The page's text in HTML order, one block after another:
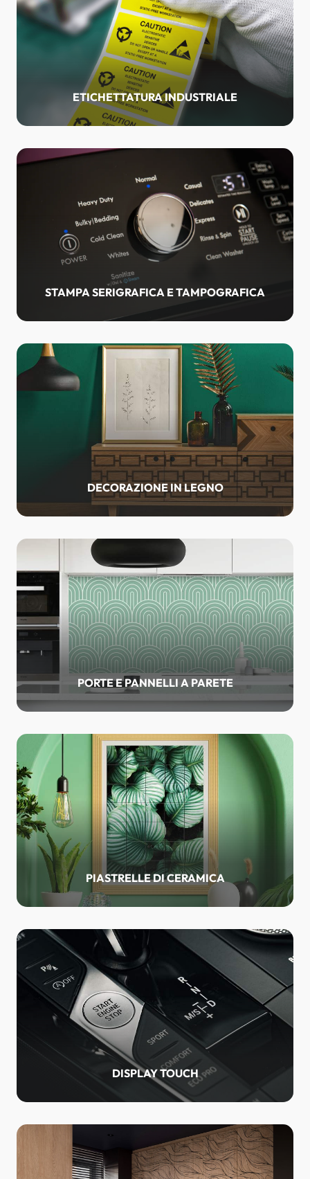
ETICHETTATURA INDUSTRIALE
STAMPA SERIGRAFICA E TAMPOGRAFICA
DECORAZIONE IN LEGNO
PORTE E PANNELLI A PARETE
PIASTRELLE DI CERAMICA
DISPLAY TOUCH